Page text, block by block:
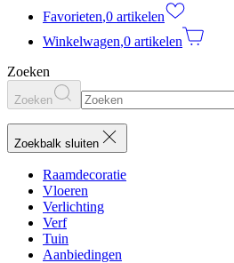
Favorieten,0 artikelen
Winkelwagen,0 artikelen
Zoeken
Zoeken
Zoekbalk sluiten
Raamdecoratie
Vloeren
Verlichting
Verf
Tuin
Aanbiedingen